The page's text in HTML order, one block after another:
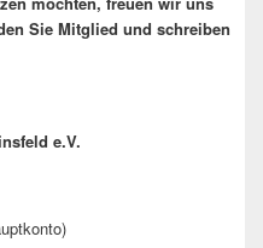
Sie Mitglied und schreiben
e.V.